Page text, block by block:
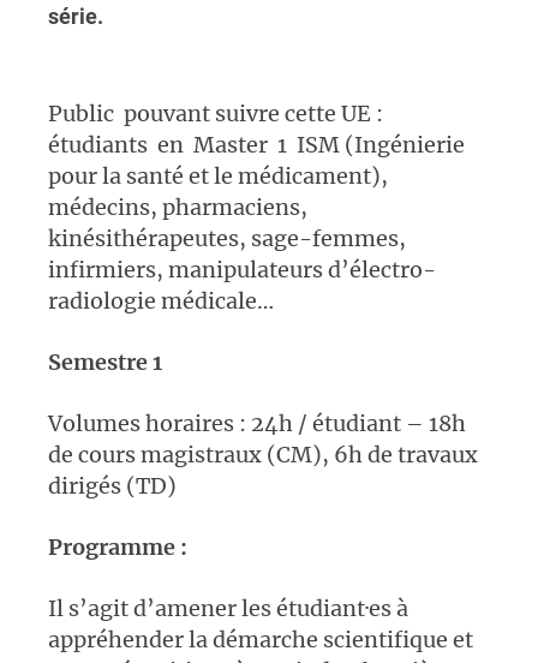
série.
Public pouvant suivre cette UE :
étudiants en Master 1 ISM (Ingénierie
pour la santé et le médicament),
médecins, pharmaciens,
kinésithérapeutes, sage-femmes,
infirmiers, manipulateurs d’électro-
radiologie médicale…
Semestre 1
Volumes horaires : 24h / étudiant – 18h
de cours magistraux (CM), 6h de travaux
dirigés (TD)
Programme :
Il s’agit d’amener les étudiant·es à
appréhender la démarche scientifique et